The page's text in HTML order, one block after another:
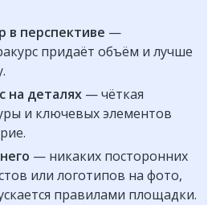
в перспективе —
придаёт объём и лучше
на деталях — чёткая
и ключевых элементов
— никаких посторонних
или логотипов на фото,
правилами площадки.